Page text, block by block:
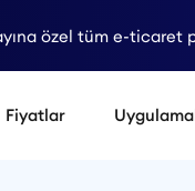
özel tüm e-ticaret
Fiyatlar